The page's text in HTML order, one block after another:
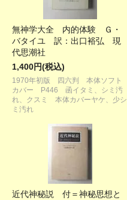
無神学大全 内的体験 Ｇ・
バタイユ 訳：出口裕弘 現
代思潮社
1,400円(税込)
1970年初版 四六判 本体ソフト
カバー P446 函イタミ、シミ汚
れ、クスミ 本体カバーヤケ、少シ
ミ汚れ
近代神秘説 付＝神秘思想と